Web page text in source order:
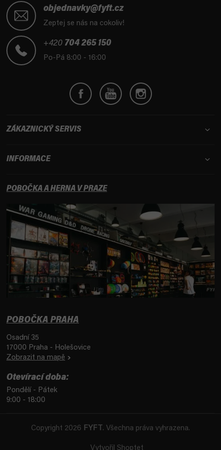
objednavky@fyft.cz
Zeptej se nás na cokoliv!
+420 704 265 150
Po-Pá 8:00 - 16:00
ZÁKAZNICKÝ SERVIS
INFORMACE
POBOČKA A HERNA V PRAZE
POBOČKA PRAHA
Osadní 35
17000 Praha - Holešovice
Zobrazit na mapě
Otevírací doba:
Pondělí - Pátek
9:00 - 18:00
Vytvořil Shoptet
Copyright 2026 FYFT . Všechna práva vyhrazena.